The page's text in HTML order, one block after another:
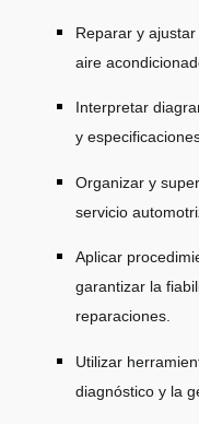
Reparar y
aire
Interpretar
y
Organizar y
servicio
Aplicar
garantizar la
reparaciones.
Utilizar
diagnóstico y la